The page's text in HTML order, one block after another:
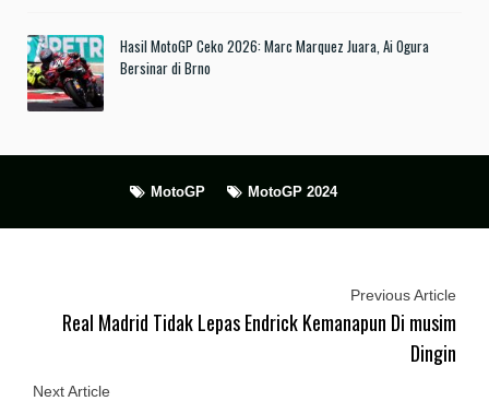
Hasil MotoGP Ceko 2026: Marc Marquez Juara, Ai Ogura
Bersinar di Brno
MotoGP MotoGP 2024
Previous Article
Real Madrid Tidak Lepas Endrick Kemanapun Di musim
Dingin
Next Article